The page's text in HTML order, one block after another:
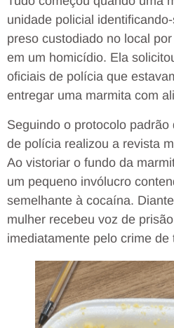
unidade policial
preso custodiado no local
em um homicídio. Ela
oficiais de polícia que
entregar uma marmita com
Seguindo o protocolo
de polícia realizou a revista
Ao vistoriar o fundo da
um pequeno invólucro
semelhante à cocaína.
mulher recebeu voz de
imediatamente pelo crime de